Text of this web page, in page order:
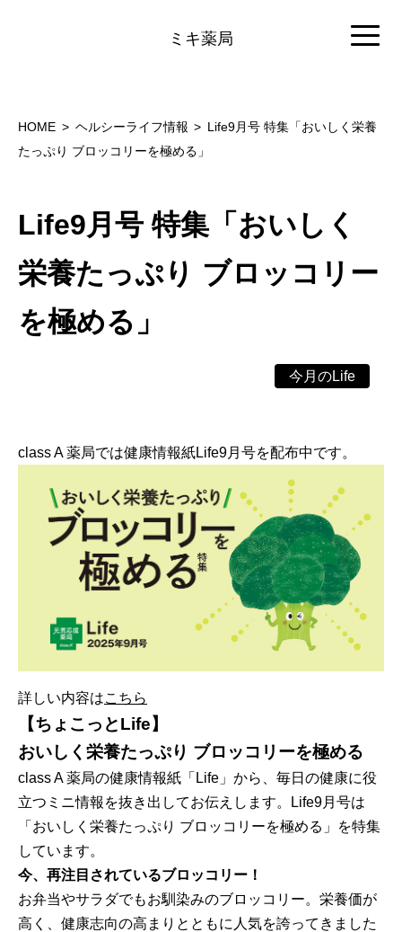
ミキ薬局
HOME ヘルシーライフ情報
Life9月号 特集「おいしく栄養
たっぷり ブロッコリーを極める」
Life9月号 特集「おいしく
栄養たっぷり ブロッコリー
を極める」
今月のLife
class A 薬局では健康情報紙Life9月号を配布中です。
詳しい内容はこちら
【ちょこっとLife】
おいしく栄養たっぷり ブロッコリーを極める
class A 薬局の健康情報紙「Life」から、毎日の健康に役
立つミニ情報を抜き出してお伝えします。Life9月号は
「おいしく栄養たっぷり ブロッコリーを極める」を特集
しています。
今、再注目されているブロッコリー！
お弁当やサラダでもお馴染みのブロッコリー。栄養価が
高く、健康志向の高まりとともに人気を誇ってきました